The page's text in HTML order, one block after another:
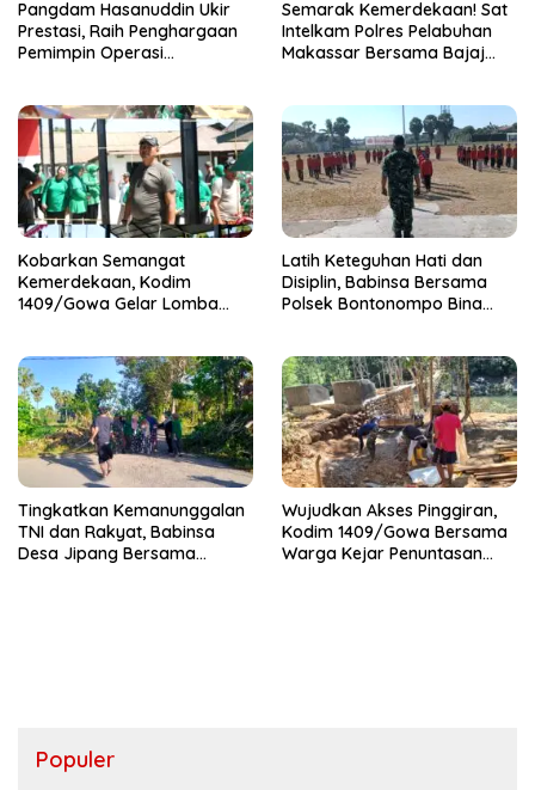
Pangdam Hasanuddin Ukir
Prestasi, Raih Penghargaan
Pemimpin Operasi
Semarak Kemerdekaan! Sat
Intelkam Polres Pelabuhan
Makassar Bersama Bajaj
Kobarkan Semangat
Kemerdekaan, Kodim
1409/Gowa Gelar Lomba
Latih Keteguhan Hati dan
Disiplin, Babinsa Bersama
Polsek Bontonompo Bina
Tingkatkan Kemanunggalan
TNI dan Rakyat, Babinsa
Desa Jipang Bersama
Wujudkan Akses Pinggiran,
Kodim 1409/Gowa Bersama
Warga Kejar Penuntasan
Populer